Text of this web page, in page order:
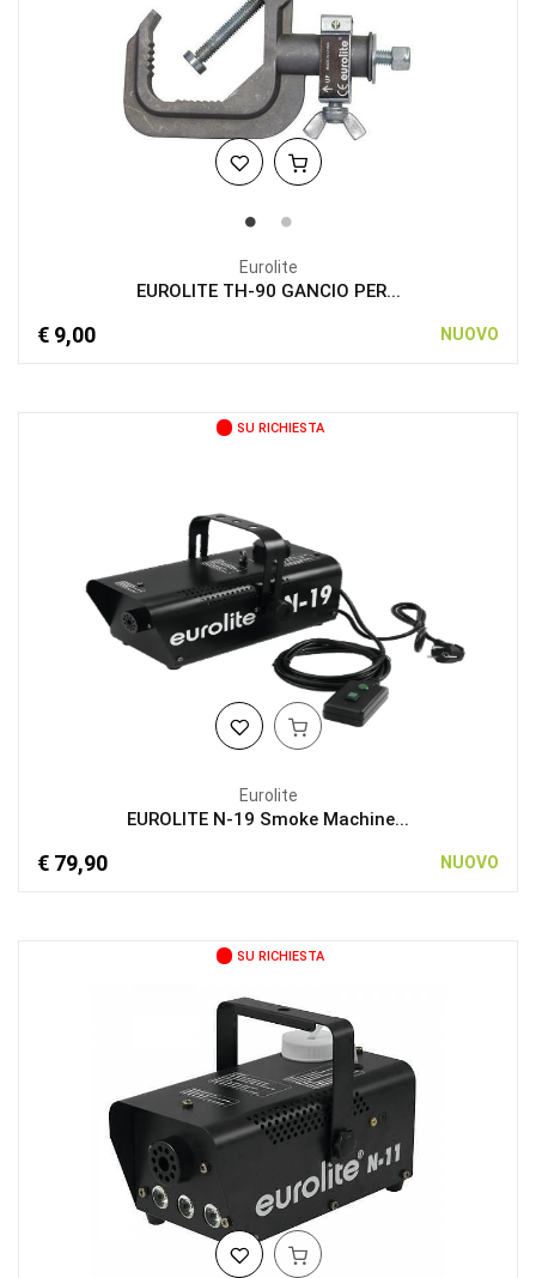
Eurolite
EUROLITE TH-90 GANCIO PER...
€ 9,00 NUOVO
SU RICHIESTA
Eurolite
EUROLITE N-19 Smoke Machine...
€ 79,90 NUOVO
SU RICHIESTA